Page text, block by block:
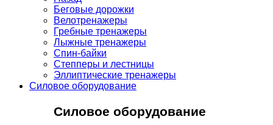
Беговые дорожки
Велотренажеры
Гребные тренажеры
Лыжные тренажеры
Спин-байки
Степперы и лестницы
Эллиптические тренажеры
Силовое оборудование
Силовое оборудование